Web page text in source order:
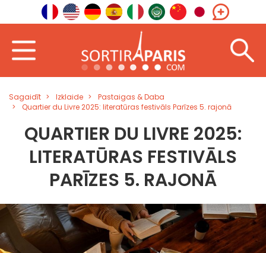
Sagaidīt Izklaide
Pastaigas & Daba
Quartier du Livre 2025: literatūras festivāls Parīzes 5. rajonā
QUARTIER DU LIVRE 2025:
LITERATŪRAS FESTIVĀLS
PARĪZES 5. RAJONĀ